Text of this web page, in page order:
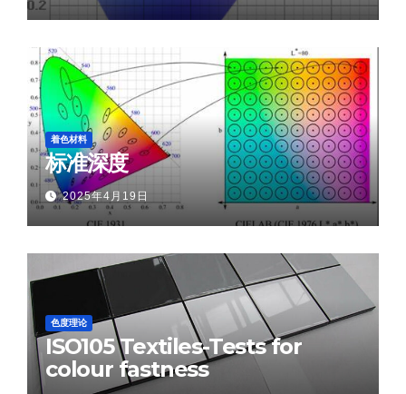
着色材料
标准深度
2025年4月19日
色度理论
ISO105 Textiles-Tests for
colour fastness